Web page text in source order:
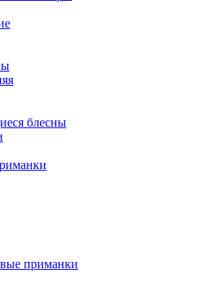
блесны
приманки